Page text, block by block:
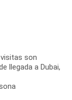
son
llegada a Dubai,